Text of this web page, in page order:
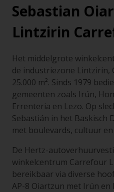
Sebastian
Lintzirin
Het middelgrote
de industriezone Lintzirin,
25.000 m². Sinds 1979
gemeenten zoals Irún,
Errenteria en Lezo. Op
Sebastián in het Baskisch
met boulevards, cultuur
De Hertz-
winkelcentrum Carrefour
bereikbaar via diverse
AP-8 Oiartzun met Irún en